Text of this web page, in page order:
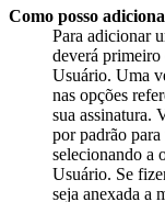
Como posso
Para adicionar
deverá primeiro
Usuário. Uma
nas opções
sua assinatura.
por padrão para
selecionando a
Usuário. Se
seja anexada a